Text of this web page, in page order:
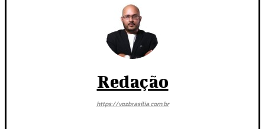
Redação
https://vozbrasilia.com.br